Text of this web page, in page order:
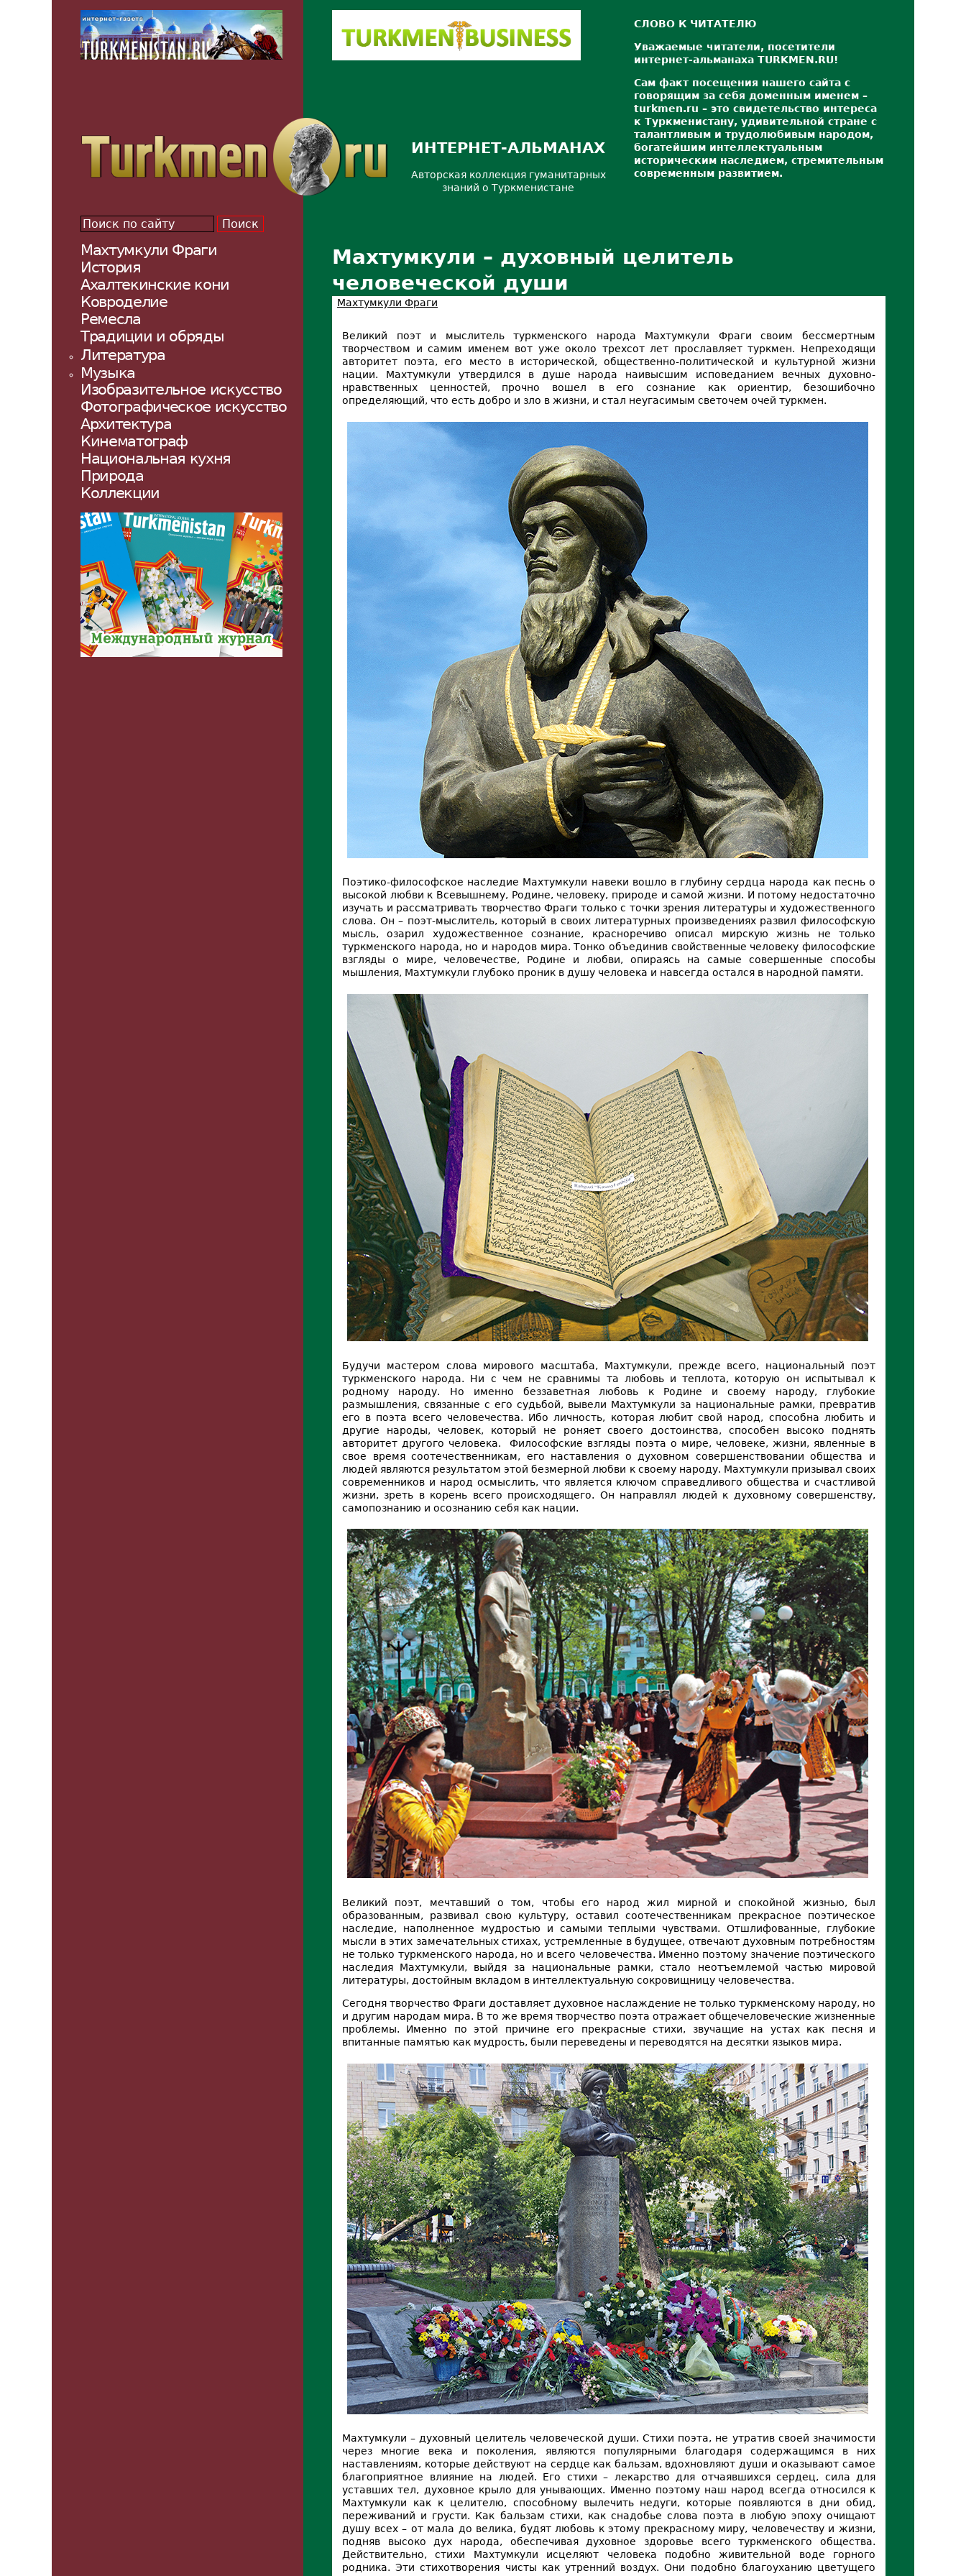
СЛОВО К ЧИТАТЕЛЮ
Уважаемые читатели, посетители
интернет-альманаха TURKMEN.RU!
Сам факт посещения нашего сайта с
говорящим за себя доменным именем –
turkmen.ru – это свидетельство интереса
к Туркменистану, удивительной стране с
талантливым и трудолюбивым народом,
богатейшим интеллектуальным
историческим наследием, стремительным
современным развитием.
ИНТЕРНЕТ-АЛЬМАНАХ
Авторская коллекция гуманитарных
знаний о Туркменистане
Махтумкули – духовный целитель
человеческой души
Махтумкули Фраги
Великий поэт и мыслитель туркменского народа Махтумкули Фраги своим бессмертным
творчеством и самим именем вот уже около трехсот лет прославляет туркмен. Непреходящи
авторитет поэта, его место в исторической, общественно-политической и культурной жизни
нации. Махтумкули утвердился в душе народа наивысшим исповеданием вечных духовно-
нравственных ценностей, прочно вошел в его сознание как ориентир, безошибочно
определяющий, что есть добро и зло в жизни, и стал неугасимым светочем очей туркмен.
Поэтико-философское наследие Махтумкули навеки вошло в глубину сердца народа как песнь о
высокой любви к Всевышнему, Родине, человеку, природе и самой жизни. И потому недостаточно
изучать и рассматривать творчество Фраги только с точки зрения литературы и художественного
слова. Он – поэт-мыслитель, который в свoих литературных произведениях развил философскую
мысль, озарил художественное сознание, красноречиво описал мирскую жизнь не только
туркменского народа, но и народов мира. Тонко объединив свойственные человеку философские
взгляды о мире, человечестве, Родине и любви, опираясь на самые совершенные способы
мышления, Махтумкули глубоко проник в душу человека и навсегда остался в народной памяти.
Будучи мастером слова мирового масштаба, Махтумкули, прежде всего, национальный поэт
туркменского народа. Ни с чем не сравнимы та любовь и теплота, которую он испытывал к
родному народу. Но именно беззаветная любовь к Родине и своему народу, глубокие
размышления, связанные с его судьбой, вывели Махтумкули за национальные рамки, превратив
его в поэта всего человечества. Ибо личность, которая любит свой народ, способна любить и
другие народы, человек, который не роняет своего достоинства, способен высоко поднять
авторитет другого человека. Философские взгляды поэта о мире, человеке, жизни, явленные в
свое время соотечественникам, его наставления о духовном совершенствовании общества и
людей являются результатом этой безмерной любви к своему народу. Махтумкули призывал своих
современников и народ осмыслить, что является ключом справедливого общества и счастливой
жизни, зреть в корень всего происходящего. Он направлял людей к духовному совершенству,
самопознанию и осознанию себя как нации.
Великий поэт, мечтавший о том, чтобы его народ жил мирной и спокойной жизнью, был
образованным, развивал свою культуру, оставил соотечественникам прекрасное поэтическое
наследие, наполненное мудростью и самыми теплыми чувствами. Отшлифованные, глубокие
мысли в этих замечательных стихах, устремленные в будущее, отвечают духовным потребностям
не только туркменского народа, но и всего человечества. Именно поэтому значение поэтического
наследия Махтумкули, выйдя за национальные рамки, стало неотъемлемой частью мировой
литературы, достойным вкладом в интеллектуальную сокровищницу человечества.
Сегодня творчество Фраги доставляет духовное наслаждение не только туркменскому народу, но
и другим народам мира. В то же время творчество поэта отражает общечеловеческие жизненные
проблемы. Именно по этой причине его прекрасные стихи, звучащие на устах как песня и
впитанные памятью как мудрость, были переведены и переводятся на десятки языков мира.
Махтумкули – духовный целитель человеческой души. Стихи поэта, не утратив своей значимости
через многие века и поколения, являются популярными благодаря содержащимся в них
наставлениям, которые действуют на сердце как бальзам, вдохновляют души и оказывают самое
благоприятное влияние на людей. Его стихи – лекарство для отчаявшихся сердец, сила для
уставших тел, духовное крыло для унывающих. Именно поэтому наш народ всегда относился к
Махтумкули как к целителю, способному вылечить недуги, которые появляются в дни обид,
переживаний и грусти. Как бальзам стихи, как снадобье слова поэта в любую эпоху очищают
душу всех – от мала до велика, будят любовь к этому прекрасному миру, человечеству и жизни,
подняв высоко дух народа, обеспечивая духовное здоровье всего туркменского общества.
Действительно, стихи Махтумкули исцеляют человека подобно живительной воде горного
родника. Эти стихотворения чисты как утренний воздух. Они подобно благоуханию цветущего
Махтумкули Фраги
История
Ахалтекинские кони
Ковроделие
Ремесла
Традиции и обряды
Литература
Музыка
Изобразительное искусство
Фотографическое искусство
Архитектура
Кинематограф
Национальная кухня
Природа
Коллекции